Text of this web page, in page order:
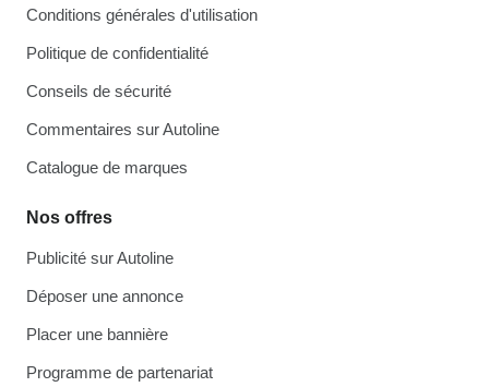
Conditions générales d'utilisation
Politique de confidentialité
Conseils de sécurité
Commentaires sur Autoline
Catalogue de marques
Nos offres
Publicité sur Autoline
Déposer une annonce
Placer une bannière
Programme de partenariat